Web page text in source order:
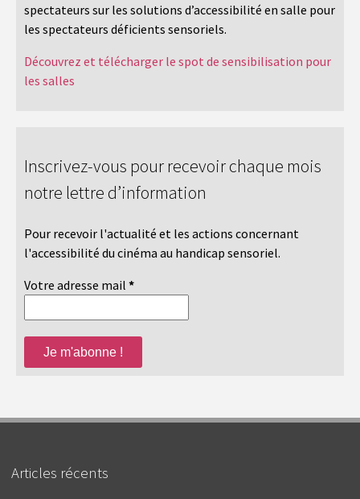
spectateurs sur les solutions d’accessibilité en salle pour
les spectateurs déficients sensoriels.
Découvrez et télécharger le spot de sensibilisation pour
les salles
Inscrivez-vous pour recevoir chaque mois
notre lettre d’information
Pour recevoir l'actualité et les actions concernant
l'accessibilité du cinéma au handicap sensoriel.
Votre adresse mail *
Articles récents